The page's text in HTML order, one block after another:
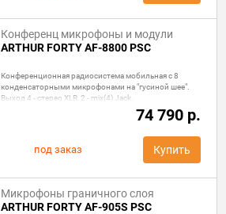
Конференц микрофоны и модули
ARTHUR FORTY AF-8800 PSC
74 790 р.
Конференционная радиосистема мобильная с 8
конденсаторными микрофонами на "гусиной шее".
Выход 4 - стерео XLR, 2 - mix(4) Jack.
Купить
под заказ
Микрофоны граничного слоя
ARTHUR FORTY AF-905S PSC